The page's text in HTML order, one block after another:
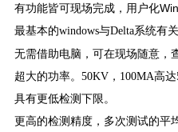
有功能皆可现场完成，用户化
最基本的windows与Delta系统有
无需借助电脑，可在现场随意，
超大的功率。50KV，100MA高
具有更低检测下限。
更高的检测精度，多次测试的平